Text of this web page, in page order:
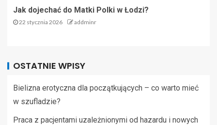
Jak dojechać do Matki Polki w Łodzi?
22 stycznia 2026 addminr
OSTATNIE WPISY
Bielizna erotyczna dla początkujących – co warto mieć
w szufladzie?
Praca z pacjentami uzależnionymi od hazardu i nowych